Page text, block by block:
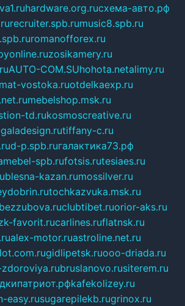
hardware.org.ruсхема-авто.рф
recruiter.spb.rumusic8.spb.ru
romanofforex.ru
zosikamery.ru
AUTO-COM.SUhohota.netalimy.ru
vostoka.ruotdelkaexp.ru
mebelshop.msk.ru
td.rukosmoscreative.ru
tiffany-c.ru
d-p.spb.ruгалактика73.рф
spb.rufotsis.rutesiaes.ru
blesna-kazan.rumossilver.ru
tochkazvuka.msk.ru
bezzubova.ruclubtibet.ruorior-aks.ru
favorit.rucarlines.ruflatnsk.ru
alex-motor.ruastroline.net.ru
gidlipetsk.ruooo-driada.ru
bruslanovo.rusiterem.ru
kafekolizey.ru
easy.rusugarepilekb.rugrinox.ru